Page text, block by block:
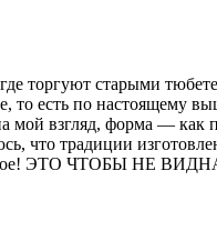
торгуют старыми
то есть по настоящему
мой взгляд, форма — как
что традиции
ЭТО ЧТОБЫ НЕ